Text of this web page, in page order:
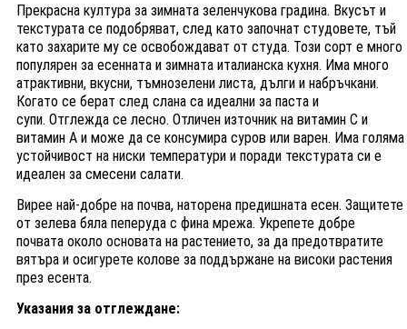
Прекрасна култура за зимната зеленчукова градина. Вкусът и
текстурата се подобряват, след като започнат студовете, тъй
като захарите му се освобождават от студа. Този сорт е много
популярен за есенната и зимната италианска кухня. Има много
атрактивни, вкусни, тъмнозелени листа, дълги и набръчкани.
Когато се берат след слана са идеални за паста и
супи. Отглежда се лесно. Отличен източник на витамин С и
витамин А и може да се консумира суров или варен. Има голяма
устойчивост на ниски температури и поради текстурата си е
идеален за смесени салати.
Вирее най-добре на почва, наторена предишната есен. Защитете
от зелева бяла пеперуда с фина мрежа. Укрепете добре
почвата около основата на растението, за да предотвратите
вятъра и осигурете колове за поддържане на високи растения
през есента.
Указания за отглеждане: